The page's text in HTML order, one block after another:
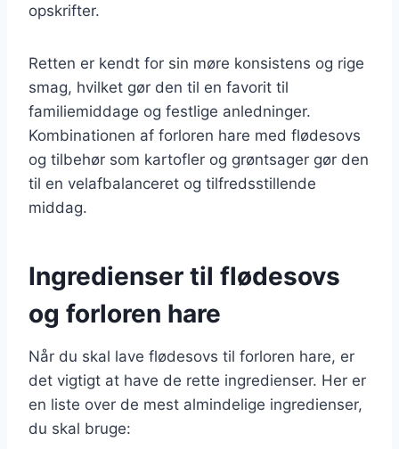
opskrifter.
Retten er kendt for sin møre konsistens og rige
smag, hvilket gør den til en favorit til
familiemiddage og festlige anledninger.
Kombinationen af forloren hare med flødesovs
og tilbehør som kartofler og grøntsager gør den
til en velafbalanceret og tilfredsstillende
middag.
Ingredienser til flødesovs
og forloren hare
Når du skal lave flødesovs til forloren hare, er
det vigtigt at have de rette ingredienser. Her er
en liste over de mest almindelige ingredienser,
du skal bruge: